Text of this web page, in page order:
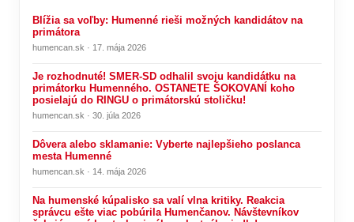
Blížia sa voľby: Humenné rieši možných kandidátov na
primátora
humencan.sk · 17. mája 2026
Je rozhodnuté! SMER-SD odhalil svoju kandidátku na
primátorku Humenného. OSTANETE ŠOKOVANÍ koho
posielajú do RINGU o primátorskú stoličku!
humencan.sk · 30. júla 2026
Dôvera alebo sklamanie: Vyberte najlepšieho poslanca
mesta Humenné
humencan.sk · 14. mája 2026
Na humenské kúpalisko sa valí vlna kritiky. Reakcia
správcu ešte viac pobúrila Humenčanov. Návštevníkov